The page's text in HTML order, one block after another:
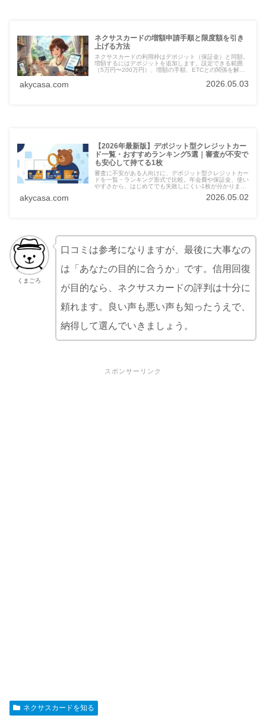
ネクサスカードの増額申請手順と限度額を引き
上げる方法
ネクサスカードの利用枠はデポジット（保証金）と同額。
増額するにはデポジットを追加します。設定できる範囲
（5万円〜200万円）、増額の手順、ETCとの関係を解説
akycasa.com 2026.05.03
【2026年最新版】デポジット型クレジットカー
ド一覧・おすすめランキング5選｜審査が不安で
も安心して持てる1枚
審査に不安がある人向けに、デポジット型クレジットカー
ドを一覧・ランキング形式で比較。年会費や保証金、使い
やすさから、はじめてでも失敗しにくい1枚が分かりま
akycasa.com 2026.05.02
くまごろ
口コミは参考になりますが、最後に大事なの
は「あなたの目的に合うか」です。信用回復
が目的なら、ネクサスカードの評判は十分に
頼れます。良い声も悪い声も知ったうえで、
納得して選んでいきましょう。
スポンサーリンク
ネクサスカードを知る